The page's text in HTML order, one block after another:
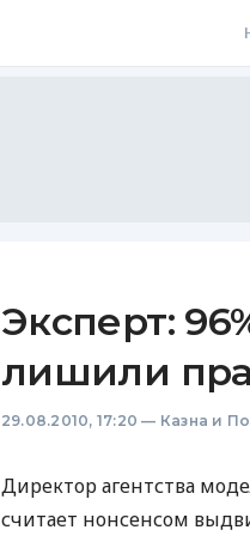
Эксперт:
лишили
29.08.2010, 17:20 — Казна и
Директор агентства
считает нонсенсом